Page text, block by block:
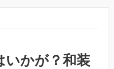
いかが？和装